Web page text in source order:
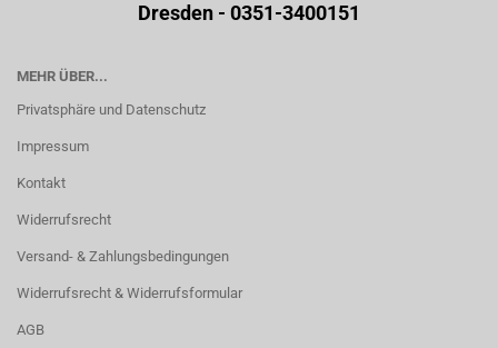
Dresden - 0351-3400151
MEHR ÜBER...
Privatsphäre und Datenschutz
Impressum
Kontakt
Widerrufsrecht
Versand- & Zahlungsbedingungen
Widerrufsrecht & Widerrufsformular
AGB